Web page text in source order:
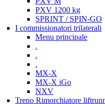
PXV 1200 kg
SPRINT / SPIN-GO
I commissionatori trilaterali
Menu principale
.
.
.
MX-X
MX-X iGo
NXV
Treno Rimorchiatore